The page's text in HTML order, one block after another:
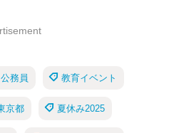
公務員 教育イベント
京都 夏休み2025